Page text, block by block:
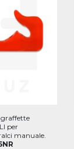
graffette
per
manuale.